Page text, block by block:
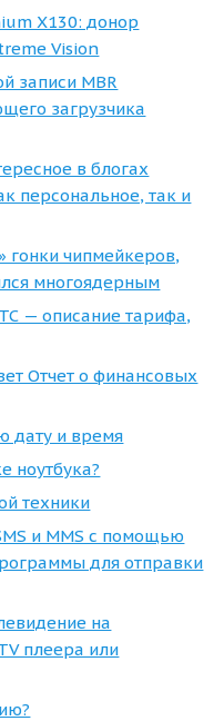
X130: донор
Vision
записи MBR
загрузчика
в блогах
персональное, так и
гонки чипмейкеров,
многоядерным
— описание тарифа,
Отчет о финансовых
дату и время
ноутбука?
техники
и MMS с помощью
для отправки
на
плеера или